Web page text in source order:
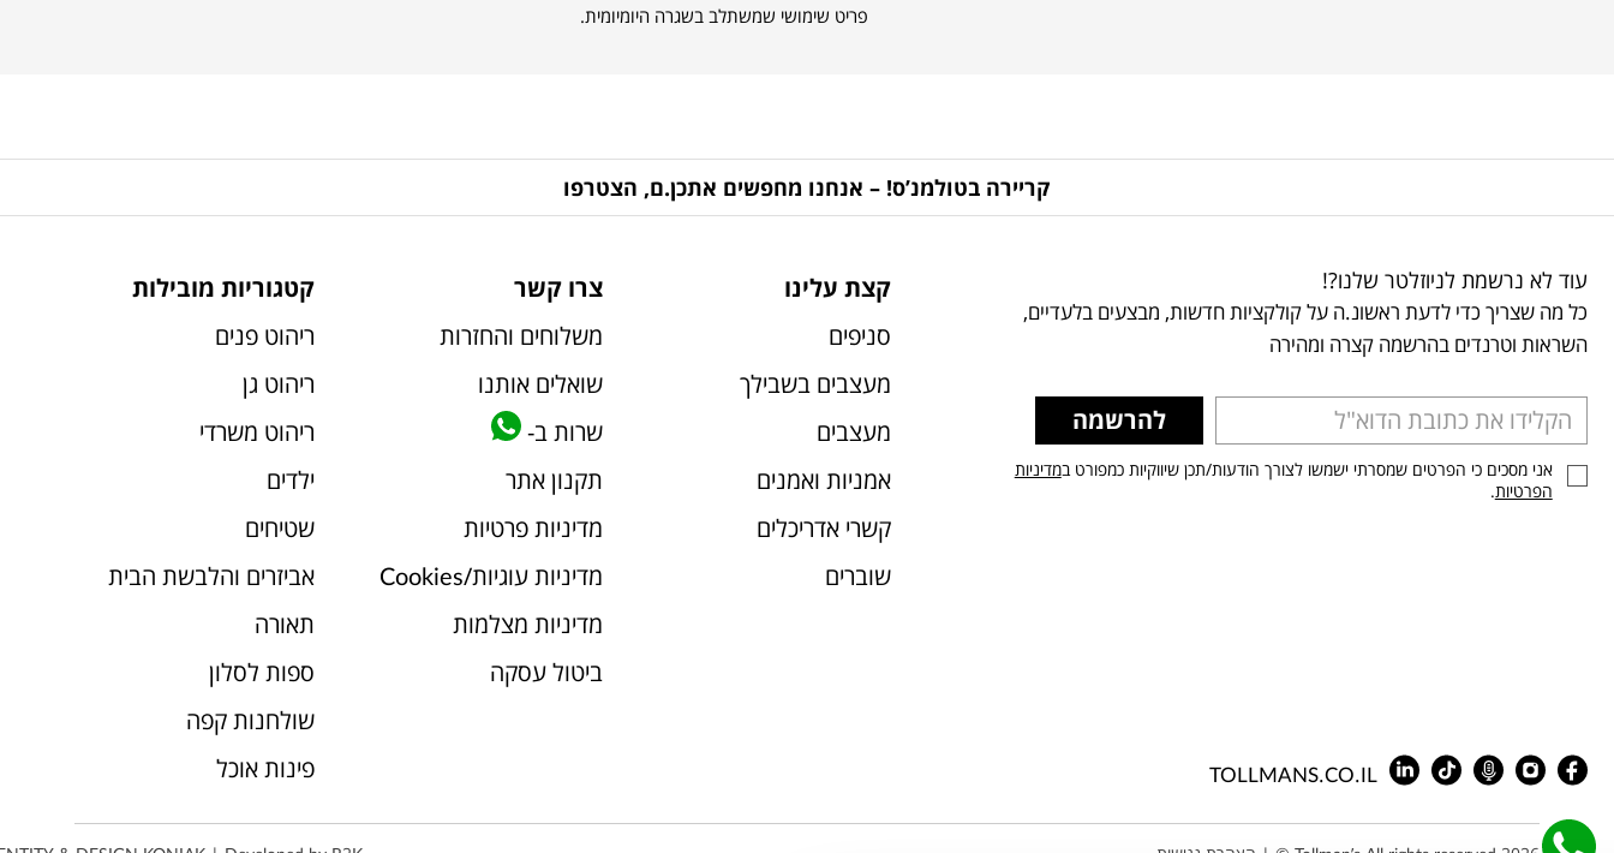
פריט שימושי שמשתלב בשגרה היומיומית.
קריירה בטולמנ’ס! – אנחנו מחפשים אתכן.ם, הצטרפו
עוד לא נרשמת לניוזלטר שלנו?!
כל מה שצריך כדי לדעת ראשונ.ה על קולקציות חדשות, מבצעים בלעדיים,
השראות וטרנדים בהרשמה קצרה ומהירה
להרשמה
אני מסכים כי הפרטים שמסרתי ישמשו לצורך הודעות/תכן שיווקיות כמפורט במדיניות
הפרטיות.
TOLLMANS.CO.IL
קצת עלינו
סניפים
מעצבים בשבילך
מעצבים
אמניות ואמנים
קשרי אדריכלים
שוברים
צרו קשר
משלוחים והחזרות
שואלים אותנו
שרות ב-
תקנון אתר
מדיניות פרטיות
מדיניות עוגיות/Cookies
מדיניות מצלמות
ביטול עסקה
קטגוריות מובילות
ריהוט פנים
ריהוט גן
ריהוט משרדי
ילדים
שטיחים
אביזרים והלבשת הבית
תאורה
ספות לסלון
שולחנות קפה
פינות אוכל